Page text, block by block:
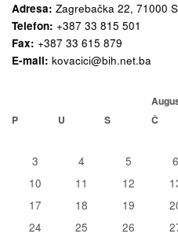
Adresa: Zagrebačka 22, 71000
Telefon: +387 33 815 501
Fax: +387 33 615 879
E-mail: kovacici@bih.net.ba
P
U S Č
3
4 5 6
10
11 12
17
18 19
24
25 26